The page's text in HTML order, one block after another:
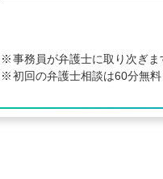
事務員が弁護士に取り次ぎま
初回の弁護士相談は60分無